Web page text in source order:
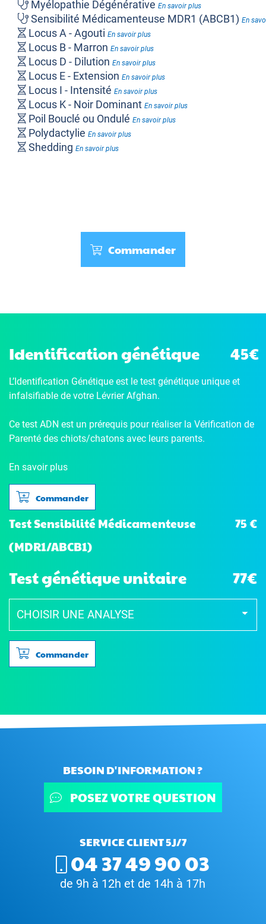
Myélopathie Dégénérative En savoir plus
Sensibilité Médicamenteuse MDR1 (ABCB1) En
Locus A - Agouti En savoir plus
Locus B - Marron En savoir plus
Locus D - Dilution En savoir plus
Locus E - Extension En savoir plus
Locus I - Intensité En savoir plus
Locus K - Noir Dominant En savoir plus
Poil Bouclé ou Ondulé En savoir plus
Polydactylie En savoir plus
Shedding En savoir plus
Commander
Identification génétique 45€
L’Identification Génétique est le test génétique unique et
infalsifiable de votre Lévrier Afghan.
Ce test ADN est un prérequis pour réaliser la Vérification de
Parenté des chiots/chatons avec leurs parents.
En savoir plus
Commander
Test Sensibilité Médicamenteuse
(MDR1/ABCB1)
75 €
Test génétique unitaire 77€
Commander
BESOIN D'INFORMATION ?
POSEZ VOTRE QUESTION
SERVICE CLIENT 5J/7
04 37 49 90 03
de 9h à 12h et de 14h à 17h